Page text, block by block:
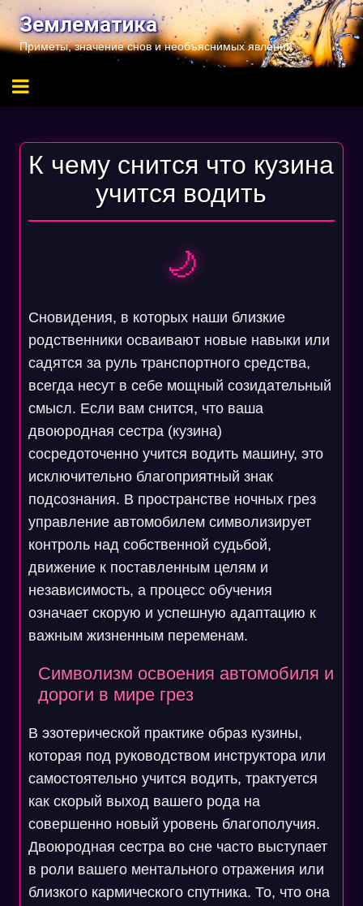
Перейти
содержимому
Землематика
Приметы, значение снов и необъяснимых явлений
К чему снится что кузина
учится водить
🌙
Сновидения, в которых наши близкие
родственники осваивают новые навыки или
садятся за руль транспортного средства,
всегда несут в себе мощный созидательный
смысл. Если вам снится, что ваша
двоюродная сестра (кузина)
сосредоточенно учится водить машину, это
исключительно благоприятный знак
подсознания. В пространстве ночных грез
управление автомобилем символизирует
контроль над собственной судьбой,
движение к поставленным целям и
независимость, а процесс обучения
означает скорую и успешную адаптацию к
важным жизненным переменам.
Символизм освоения автомобиля и
дороги в мире грез
В эзотерической практике образ кузины,
которая под руководством инструктора или
самостоятельно учится водить, трактуется
как скорый выход вашего рода на
совершенно новый уровень благополучия.
Двоюродная сестра во сне часто выступает
в роли вашего ментального отражения или
близкого кармического спутника. То, что она